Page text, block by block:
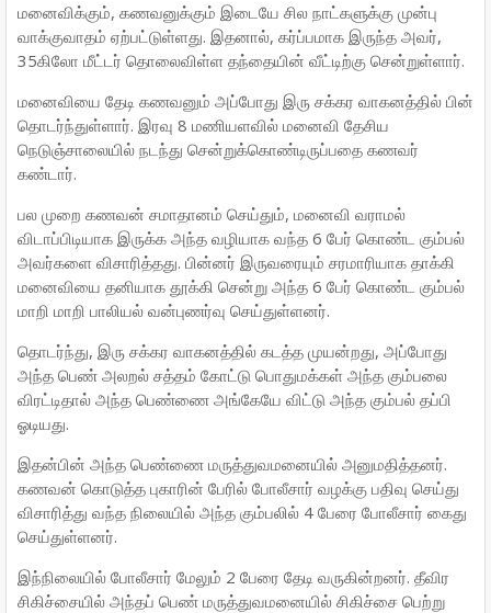
மனைவிக்கும், கணவனுக்கும் இடையே சில நாட்களுக்கு முன்பு
வாக்குவாதம் ஏற்பட்டுள்ளது. இதனால், கர்ப்பமாக இருந்த அவர்,
35கிலோ மீட்டர் தொலைவிள்ள தந்தையின் வீட்டிற்கு சென்றுள்ளார்.
மனைவியை தேடி கணவனும் அப்போது இரு சக்கர வாகனத்தில் பின்
தொடர்ந்துள்ளார். இரவு 8 மணியளவில் மனைவி தேசிய
நெடுஞ்சாலையில் நடந்து சென்றுக்கொண்டிருப்பதை கணவர்
கண்டார்.
பல முறை கணவன் சமாதானம் செய்தும், மனைவி வராமல்
விடாப்பிடியாக இருக்க அந்த வழியாக வந்த 6 பேர் கொண்ட கும்பல்
அவர்களை விசாரித்தது. பின்னர் இருவரையும் சரமாரியாக தாக்கி
மனைவியை தனியாக தூக்கி சென்று அந்த 6 பேர் கொண்ட கும்பல்
மாறி மாறி பாலியல் வன்புணர்வு செய்துள்ளனர்.
தொடர்ந்து, இரு சக்கர வாகனத்தில் கடத்த முயன்றது, அப்போது
அந்த பெண் அலறல் சத்தம் கோட்டு பொதுமக்கள் அந்த கும்பலை
விரட்டிதால் அந்த பெண்ணை அங்கேயே விட்டு அந்த கும்பல் தப்பி
ஓடியது.
இதன்பின் அந்த பெண்ணை மருத்துவமனையில் அனுமதித்தனர்.
கணவன் கொடுத்த புகாரின் பேரில் போலீசார் வழக்கு பதிவு செய்து
விசாரித்து வந்த நிலையில் அந்த கும்பலில் 4 பேரை போலீசார் கைது
செய்துள்ளனர்.
இந்நிலையில் போலீசார் மேலும் 2 பேரை தேடி வருகின்றனர். தீவிர
சிகிச்சையில் அந்தப் பெண் மருத்துவமனையில் சிகிச்சை பெற்று